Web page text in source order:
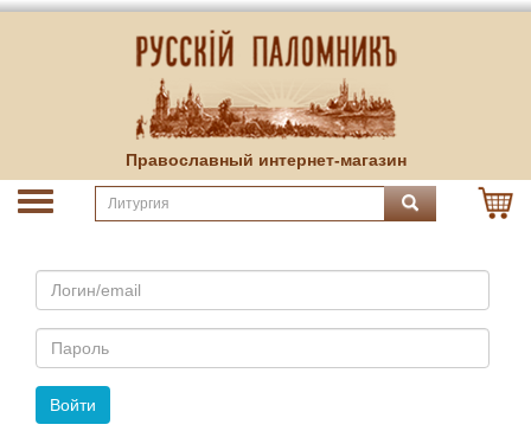
Православный интернет-магазин
Email
Пароль
Войти